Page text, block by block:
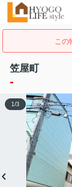
この
笠屋町
-
1/3